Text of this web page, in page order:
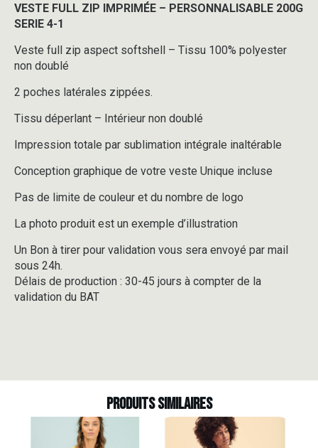
VESTE FULL ZIP IMPRIMÉE – PERSONNALISABLE 200G
SERIE 4-1
Veste full zip aspect softshell – Tissu 100% polyester
non doublé
2 poches latérales zippées.
Tissu déperlant – Intérieur non doublé
Impression totale par sublimation intégrale inaltérable
Conception graphique de votre veste Unique incluse
Pas de limite de couleur et du nombre de logo
La photo produit est un exemple d’illustration
Un Bon à tirer pour validation vous sera envoyé par mail
sous 24h.
Délais de production : 30-45 jours à compter de la
validation du BAT
Produits similaires